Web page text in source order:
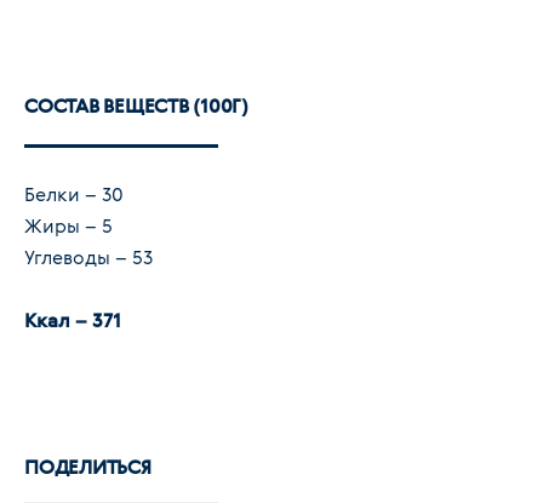
СОСТАВ ВЕЩЕСТВ (100Г)
Белки – 30
Жиры – 5
Углеводы – 53
Ккал – 371
ПОДЕЛИТЬСЯ